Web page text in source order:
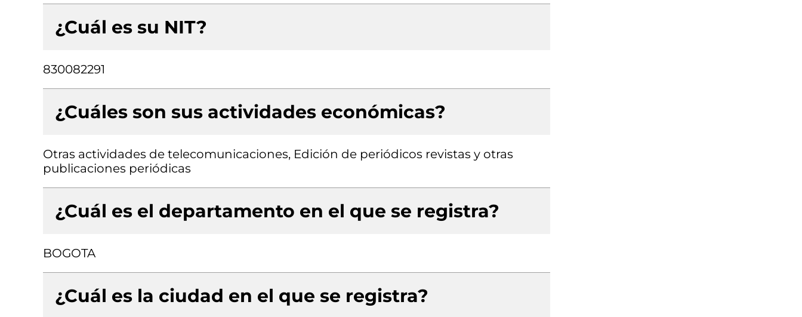
¿Cuál es su NIT?
830082291
¿Cuáles son sus actividades económicas?
Otras actividades de telecomunicaciones, Edición de periódicos revistas y otras
publicaciones periódicas
¿Cuál es el departamento en el que se registra?
BOGOTA
¿Cuál es la ciudad en el que se registra?